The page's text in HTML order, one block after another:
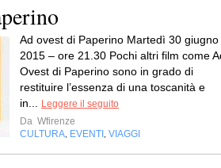
Ad ovest di Paperino Martedì 30 giugno
2015 – ore 21.30 Pochi altri film come
Ovest di Paperino sono in grado di
restituire l’essenza di una toscanità e
in... Leggere il seguito
Da Wfirenze
CULTURA, EVENTI , VIAGGI